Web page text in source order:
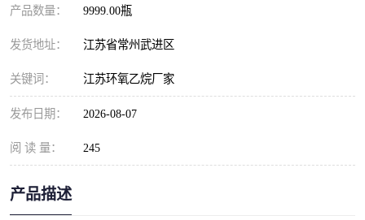
产品数量： 9999.00瓶
发货地址： 江苏省常州武进区
关键词： 江苏环氧乙烷厂家
发布日期： 2026-08-07
阅 读 量： 245
产品描述